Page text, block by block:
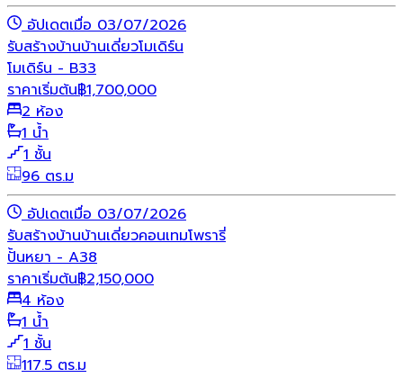
อัปเดตเมื่อ 03/07/2026
รับสร้างบ้านบ้านเดี่ยวโมเดิร์น
โมเดิร์น - B33
ราคาเริ่มต้น฿1,700,000
2 ห้อง
1 น้ำ
1 ชั้น
96 ตร.ม
อัปเดตเมื่อ 03/07/2026
รับสร้างบ้านบ้านเดี่ยวคอนเทมโพรารี่
ปั้นหยา - A38
ราคาเริ่มต้น฿2,150,000
4 ห้อง
1 น้ำ
1 ชั้น
117.5 ตร.ม